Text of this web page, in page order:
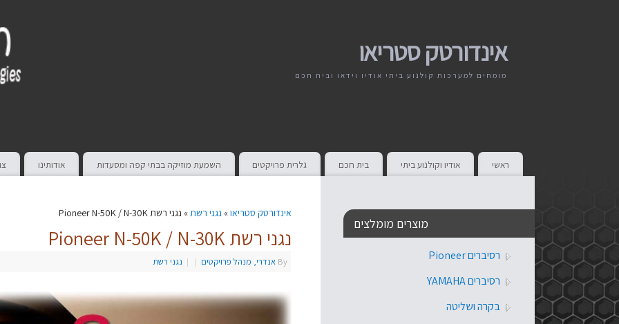
אינדורטק סטריאו
מומחים למערכות קולנוע ביתי אודיו וידאו ובית חכם
ראשי אודיו וקולנוע ביתי בית חכם גלרית פרויקטים השמעת מוזיקה בבתי קפה ומסעדות אודותינו
אינדורטק סטריאו» נגני רשת» נגני רשת Pioneer N-50K / N-30K
נגני רשת Pioneer N-50K / N-30K
By אנדרי, מנהל פרויקטים |
| נגני רשת
מוצרים מומלצים
רסיברים Pioneer
רסיברים YAMAHA
בקרה ושליטה